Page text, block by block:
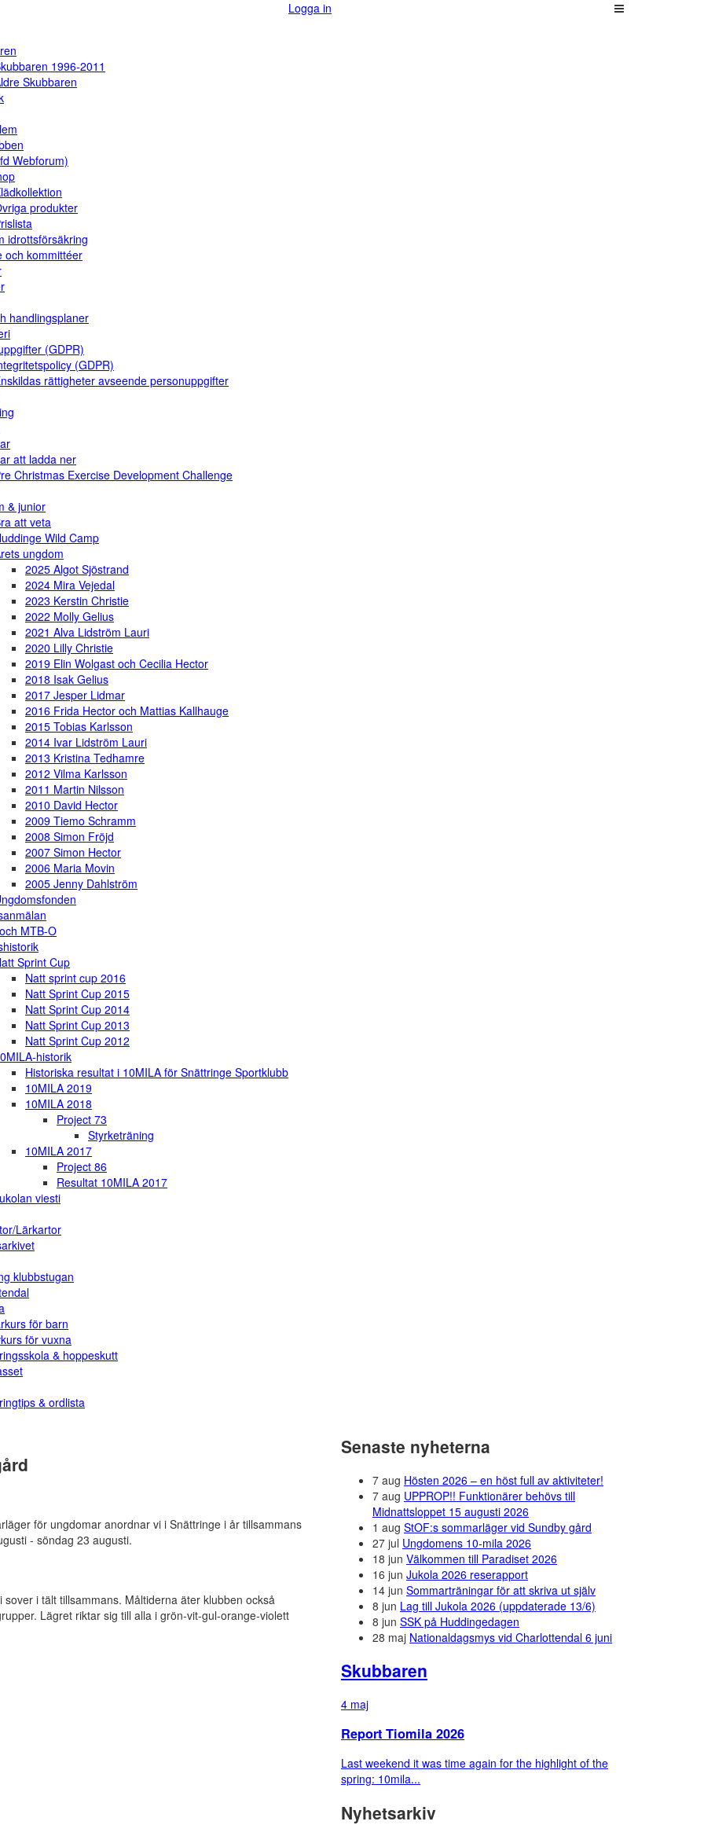
Logga in
1996-2011
Skubbaren
Webforum)
produkter
idrottsförsäkring
och kommittéer
handlingsplaner
(GDPR)
(GDPR)
rättigheter avseende personuppgifter
att ladda ner
Christmas Exercise Development Challenge
& junior
att veta
Wild Camp
ungdom
2025 Algot Sjöstrand
2024 Mira Vejedal
2023 Kerstin Christie
2022 Molly Gelius
2021 Alva Lidström Lauri
2020 Lilly Christie
2019 Elin Wolgast och Cecilia Hector
2018 Isak Gelius
2017 Jesper Lidmar
2016 Frida Hector och Mattias Kallhauge
2015 Tobias Karlsson
2014 Ivar Lidström Lauri
2013 Kristina Tedhamre
2012 Vilma Karlsson
2011 Martin Nilsson
2010 David Hector
2009 Tiemo Schramm
2008 Simon Fröjd
2007 Simon Hector
2006 Maria Movin
2005 Jenny Dahlström
MTB-O
Sprint Cup
Natt sprint cup 2016
Natt Sprint Cup 2015
Natt Sprint Cup 2014
Natt Sprint Cup 2013
Natt Sprint Cup 2012
historik
Historiska resultat i 10MILA för Snättringe Sportklubb
10MILA 2019
10MILA 2018
Project 73
Styrketräning
10MILA 2017
Project 86
Resultat 10MILA 2017
viesti
Lärkartor
klubbstugan
för barn
för vuxna
& hoppeskutt
& ordlista
för ungdomar anordnar vi i Snättringe i år tillsammans
- söndag 23 augusti.
i tält tillsammans. Måltiderna äter klubben också
Lägret riktar sig till alla i grön-vit-gul-orange-violett
Senaste nyheterna
7 aug Hösten 2026 – en höst full av aktiviteter!
7 aug UPPROP!! Funktionärer behövs till
Midnattsloppet 15 augusti 2026
1 aug StOF:s sommarläger vid Sundby gård
27 jul Ungdomens 10-mila 2026
18 jun Välkommen till Paradiset 2026
16 jun Jukola 2026 reserapport
14 jun Sommarträningar för att skriva ut själv
8 jun Lag till Jukola 2026 (uppdaterade 13/6)
8 jun SSK på Huddingedagen
28 maj Nationaldagsmys vid Charlottendal 6 juni
Skubbaren
4 maj
Report Tiomila 2026
Last weekend it was time again for the highlight of the
spring: 10mila...
Nyhetsarkiv